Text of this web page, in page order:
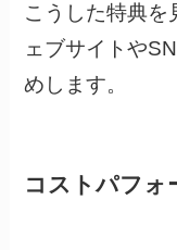
こうした特典を
ェブサイトや
めします。
コストパフォ